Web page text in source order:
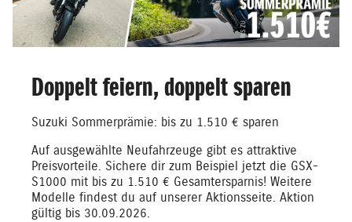
Doppelt feiern, doppelt sparen
Suzuki Sommerprämie: bis zu 1.510 € sparen
Auf ausgewählte Neufahrzeuge gibt es attraktive
Preisvorteile. Sichere dir zum Beispiel jetzt die GSX-
S1000 mit bis zu 1.510 € Gesamtersparnis! Weitere
Modelle findest du auf unserer Aktionsseite. Aktion
gültig bis 30.09.2026.